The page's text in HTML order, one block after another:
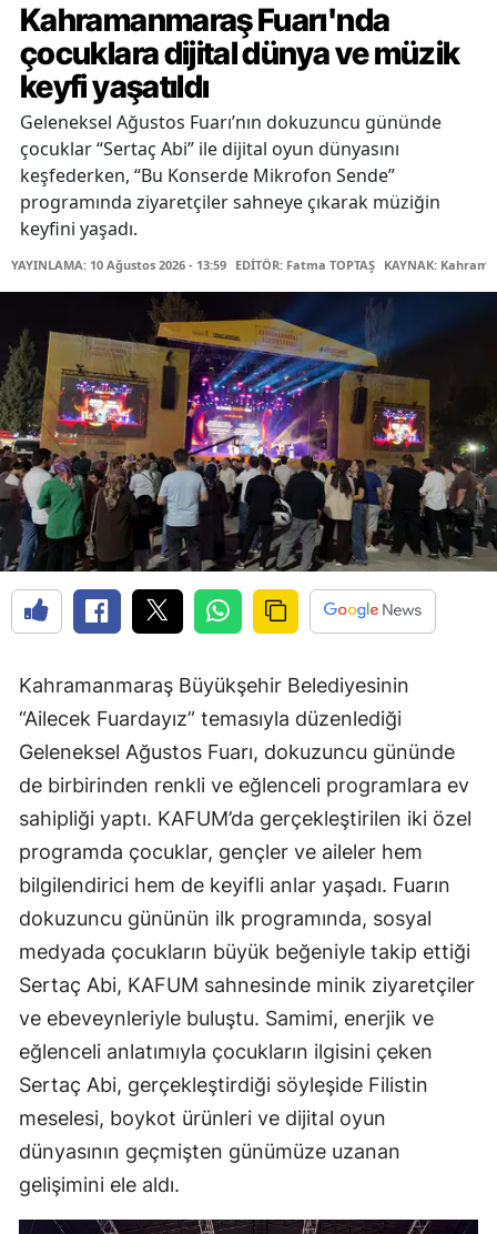
Kahramanmaraş Fuarı'nda
çocuklara dijital dünya ve müzik
keyfi yaşatıldı
Geleneksel Ağustos Fuarı’nın dokuzuncu gününde
çocuklar “Sertaç Abi” ile dijital oyun dünyasını
keşfederken, “Bu Konserde Mikrofon Sende”
programında ziyaretçiler sahneye çıkarak müziğin
keyfini yaşadı.
YAYINLAMA: 10 Ağustos 2026 - 13:59 EDİTÖR: Fatma TOPTAŞ KAYNAK:
Kahramanmaraş Büyükşehir Belediyesinin
“Ailecek Fuardayız” temasıyla düzenlediği
Geleneksel Ağustos Fuarı, dokuzuncu gününde
de birbirinden renkli ve eğlenceli programlara ev
sahipliği yaptı. KAFUM’da gerçekleştirilen iki özel
programda çocuklar, gençler ve aileler hem
bilgilendirici hem de keyifli anlar yaşadı. Fuarın
dokuzuncu gününün ilk programında, sosyal
medyada çocukların büyük beğeniyle takip ettiği
Sertaç Abi, KAFUM sahnesinde minik ziyaretçiler
ve ebeveynleriyle buluştu. Samimi, enerjik ve
eğlenceli anlatımıyla çocukların ilgisini çeken
Sertaç Abi, gerçekleştirdiği söyleşide Filistin
meselesi, boykot ürünleri ve dijital oyun
dünyasının geçmişten günümüze uzanan
gelişimini ele aldı.